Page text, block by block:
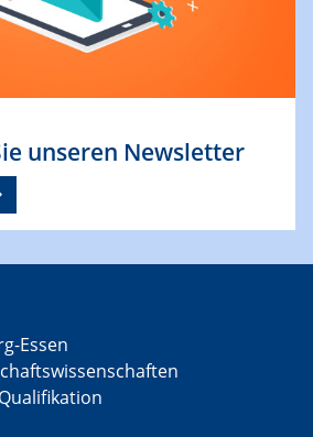
unseren Newsletter
Essen